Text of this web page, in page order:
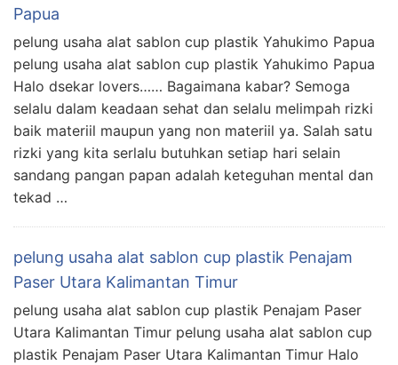
Papua
pelung usaha alat sablon cup plastik Yahukimo Papua
pelung usaha alat sablon cup plastik Yahukimo Papua
Halo dsekar lovers…… Bagaimana kabar? Semoga
selalu dalam keadaan sehat dan selalu melimpah rizki
baik materiil maupun yang non materiil ya. Salah satu
rizki yang kita serlalu butuhkan setiap hari selain
sandang pangan papan adalah keteguhan mental dan
tekad …
pelung usaha alat sablon cup plastik Penajam
Paser Utara Kalimantan Timur
pelung usaha alat sablon cup plastik Penajam Paser
Utara Kalimantan Timur pelung usaha alat sablon cup
plastik Penajam Paser Utara Kalimantan Timur Halo